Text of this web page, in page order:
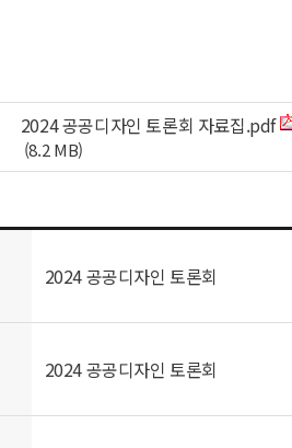
2024 공공디자인 토론회 자료집.pdf
(8.2 MB)
2024 공공디자인 토론회
2024 공공디자인 토론회